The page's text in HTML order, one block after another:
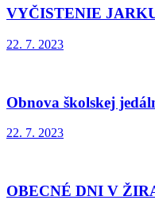
VYČISTENIE
22. 7. 2023
Obnova školskej
22. 7. 2023
OBECNÉ DNI V